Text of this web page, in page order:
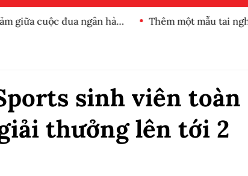
cuộc đua ngân hàng
Thêm một mẫu tai nghe
sinh viên toàn
thưởng lên tới 2